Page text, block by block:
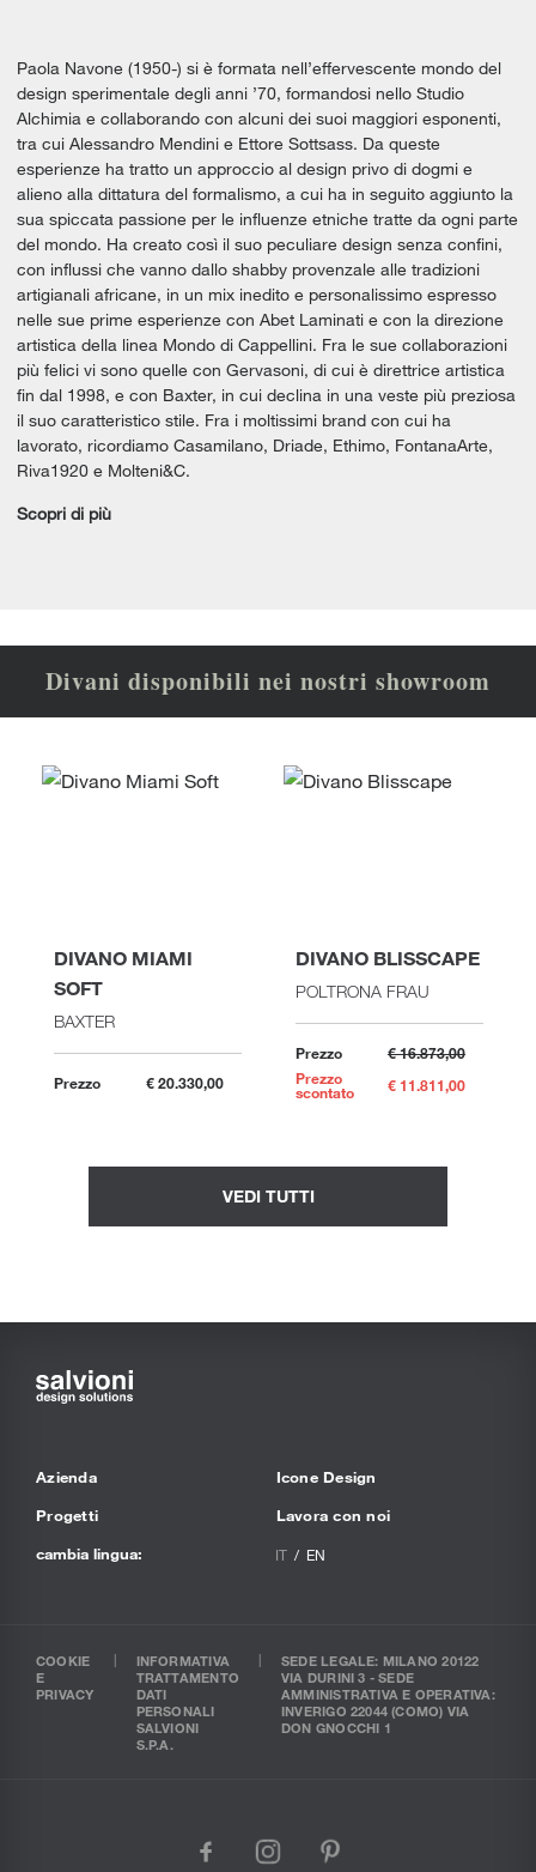
Paola Navone (1950-) si è formata nell’effervescente mondo del
design sperimentale degli anni ’70, formandosi nello Studio
Alchimia e collaborando con alcuni dei suoi maggiori esponenti,
tra cui Alessandro Mendini e Ettore Sottsass. Da queste
esperienze ha tratto un approccio al design privo di dogmi e
alieno alla dittatura del formalismo, a cui ha in seguito aggiunto la
sua spiccata passione per le influenze etniche tratte da ogni parte
del mondo. Ha creato così il suo peculiare design senza confini,
con influssi che vanno dallo shabby provenzale alle tradizioni
artigianali africane, in un mix inedito e personalissimo espresso
nelle sue prime esperienze con Abet Laminati e con la direzione
artistica della linea Mondo di Cappellini. Fra le sue collaborazioni
più felici vi sono quelle con Gervasoni, di cui è direttrice artistica
fin dal 1998, e con Baxter, in cui declina in una veste più preziosa
il suo caratteristico stile. Fra i moltissimi brand con cui ha
lavorato, ricordiamo Casamilano, Driade, Ethimo, FontanaArte,
Riva1920 e Molteni&C.
Scopri di più
Divani disponibili nei nostri showroom
DIVANO MIAMI
SOFT
BAXTER
Prezzo € 20.330,00
DIVANO BLISSCAPE
POLTRONA FRAU
Prezzo
€ 16.873,00
Prezzo
scontato € 11.811,00
VEDI TUTTI
Azienda
Progetti
Icone Design
Lavora con noi
cambia lingua:
IT EN
COOKIE
E
PRIVACY
INFORMATIVA
TRATTAMENTO
DATI
PERSONALI
SALVIONI
S.P.A.
SEDE LEGALE: MILANO 20122
VIA DURINI 3 - SEDE
AMMINISTRATIVA E OPERATIVA:
INVERIGO 22044 (COMO) VIA
DON GNOCCHI 1
facebook
instagram
pinterest